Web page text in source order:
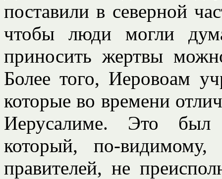
поставили в северной
чтобы люди могли
приносить жертвы
Более того, Иеровоам
которые во времени
Иерусалиме. Это был
который, по-
правителей, не